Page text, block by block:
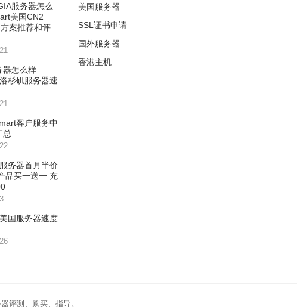
服务器怎么
美国CN2
案推荐和评
器怎么样
杉矶服务器速
客户服务中
总
务器首月半价
品买一送一 充
国服务器速度
美国服务器
SSL证书申请
国外服务器
香港主机
评测、购买、指导。